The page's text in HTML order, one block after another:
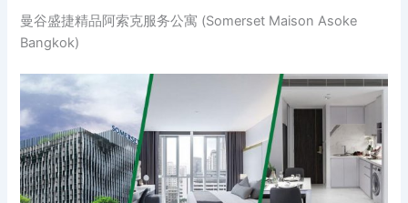
曼谷盛捷精品阿索克服务公寓 (Somerset Maison Asoke
Bangkok)